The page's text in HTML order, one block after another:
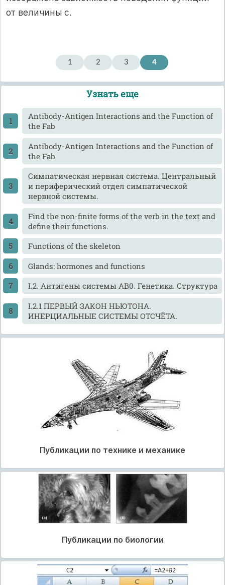
от величины с.
1 2 3 4
Узнать еще
Antibody-Antigen Interactions and the Function of
the Fab
Antibody-Antigen Interactions and the Function of
the Fab
Cимпатическая нервная система. Центральный
и периферический отдел симпатической
нервной системы.
Find the non-finite forms of the verb in the text and
define their functions.
Functions of the skeleton
Glands: hormones and functions
I.2. Антигены системы АВ0. Генетика. Структура
I.2.1 ПЕРВЫЙ ЗАКОН НЬЮТОНА.
ИНЕРЦИАЛЬНЫЕ СИСТЕМЫ ОТСЧЁТА.
Публикации по технике и механике
Публикации по биологии